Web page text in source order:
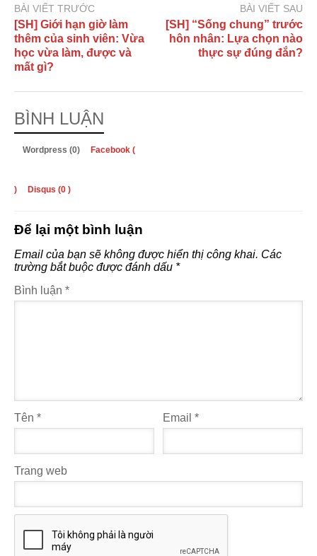
BÀI VIẾT TRƯỚC
[SH] Giới hạn giờ làm
thêm của sinh viên: Vừa
học vừa làm, được và
mất gì?
BÀI VIẾT SAU
[SH] “Sống chung” trước
hôn nhân: Lựa chọn nào
thực sự đúng đắn?
BÌNH LUẬN
Wordpress (0) Facebook (
) Disqus (0 )
Để lại một bình luận
Email của bạn sẽ không được hiển thị công khai. Các
trường bắt buộc được đánh dấu *
Bình luận *
Tên * Email*
Trang web